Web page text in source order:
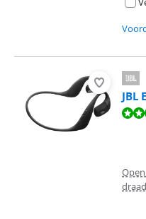
JBL
Beoordeling is 9,6 van de 10,